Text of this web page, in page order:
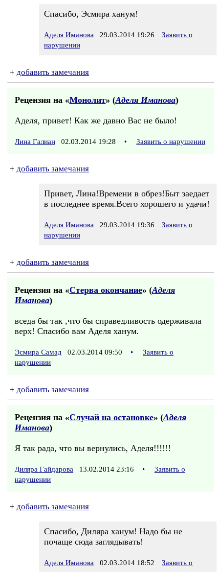
Спасибо, Эсмира ханум!
Аделя Иманова 29.03.2014 19:26
Заявить о
нарушении
+ добавить замечания
Рецензия на «Монолит» (Аделя Иманова)
Аделя, привет! Как же давно Вас не было!
Лина Галиан 02.03.2014 19:28 • Заявить о нарушении
+ добавить замечания
Привет, Лина!Времени в обрез!Быт заедает
в последнее время.Всего хорошего и удачи!
Аделя Иманова 29.03.2014 19:36
Заявить о
нарушении
+ добавить замечания
Рецензия на «Стерва окончание» (Аделя
Иманова)
вседа бы так ,что бы справедливость одерживала
верх! Спасибо вам Аделя ханум.
Эсмира Самад 02.03.2014 09:50 •
Заявить о
нарушении
+ добавить замечания
Рецензия на «Случай на остановке» (Аделя
Иманова)
Я так рада, что вы вернулись, Аделя!!!!!!
Диляра Гайдарова 13.02.2014 23:16 •
Заявить о
нарушении
+ добавить замечания
Спасибо, Диляра ханум! Надо бы не
почаще сюда заглядывать!
Аделя Иманова 02.03.2014 18:52
Заявить о